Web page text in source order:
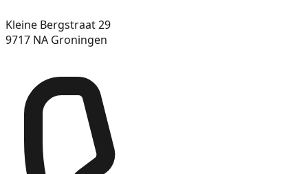
Kleine Bergstraat 29
9717 NA Groningen